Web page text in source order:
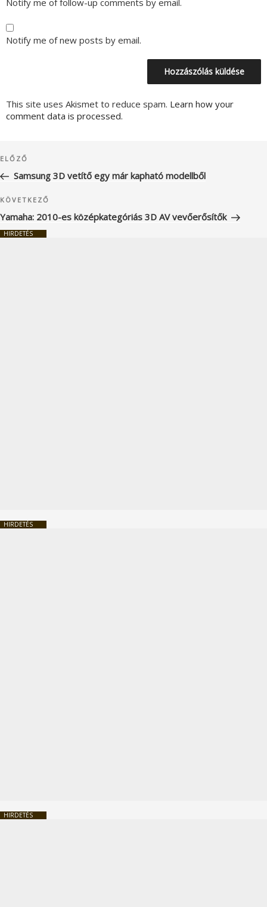
Notify me of follow-up comments by email.
Notify me of new posts by email.
This site uses Akismet to reduce spam. Learn how your
comment data is processed.
navigáció
Korábbi
bejegyzés
ELŐZŐ
Samsung 3D vetítő egy már kapható modellből
Következő
bejegyzés
KÖVETKEZŐ
Yamaha: 2010-es középkategóriás 3D AV vevőerősítők
HIRDETÉS
HIRDETÉS
HIRDETÉS